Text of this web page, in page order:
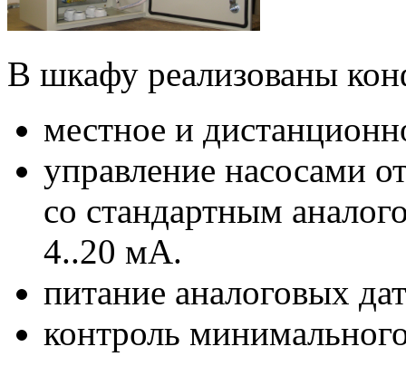
В шкафу реализованы
местное и
управление насосами
со стандартным
4..20 мА.
питание аналоговых
контроль